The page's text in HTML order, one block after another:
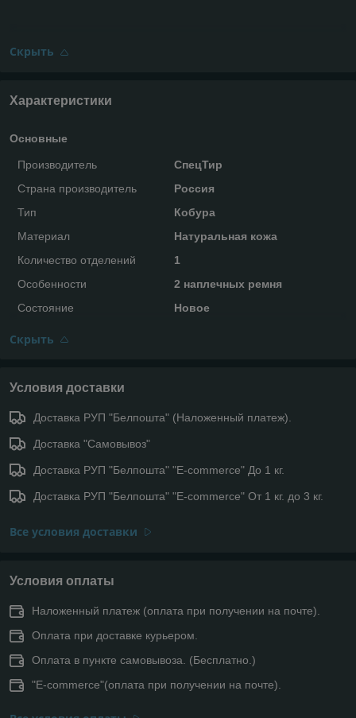
Скрыть
Характеристики
Основные
Производитель
СпецТир
Страна производитель
Россия
Тип
Кобура
Материал
Натуральная кожа
Количество отделений
1
Особенности
2 наплечных ремня
Состояние
Новое
Скрыть
Условия доставки
Доставка РУП "Белпошта" (Наложенный платеж).
Доставка "Самовывоз"
Доставка РУП "Белпошта" "E-commerce" До 1 кг.
Доставка РУП "Белпошта" "E-commerce" От 1 кг. до 3 кг.
Все условия доставки
Условия оплаты
Наложенный платеж (оплата при получении на почте).
Оплата при доставке курьером.
Оплата в пункте самовывоза. (Бесплатно.)
"E-commerce"(оплата при получении на почте).